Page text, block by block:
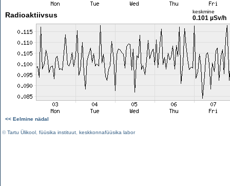
Radioaktiivsus keskmine
0.101 µSv/h
<< Eelmine nädal
©Tartu Ülikool füüsika instituut keskkonnafüüsika labor